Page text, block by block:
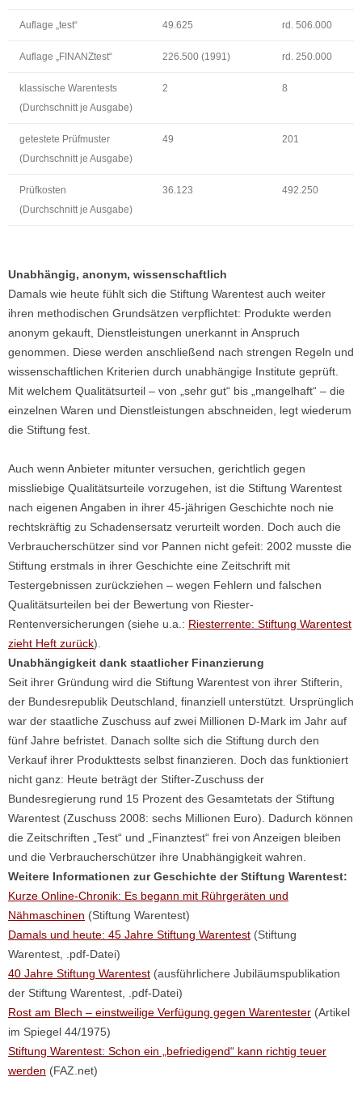
Auflage „test“ 49.625 rd. 506.000
Auflage „FINANZtest“ 226.500 (1991) rd. 250.000
klassische Warentests
(Durchschnitt je Ausgabe)
2 8
getestete Prüfmuster
(Durchschnitt je Ausgabe)
49 201
Prüfkosten
(Durchschnitt je Ausgabe)
36.123 492.250
Unabhängig, anonym, wissenschaftlich
Damals wie heute fühlt sich die Stiftung Warentest auch weiter
ihren methodischen Grundsätzen verpflichtet: Produkte werden
anonym gekauft, Dienstleistungen unerkannt in Anspruch
genommen. Diese werden anschließend nach strengen Regeln und
wissenschaftlichen Kriterien durch unabhängige Institute geprüft.
Mit welchem Qualitätsurteil – von „sehr gut“ bis „mangelhaft“ – die
einzelnen Waren und Dienstleistungen abschneiden, legt wiederum
die Stiftung fest.
Auch wenn Anbieter mitunter versuchen, gerichtlich gegen
missliebige Qualitätsurteile vorzugehen, ist die Stiftung Warentest
nach eigenen Angaben in ihrer 45-jährigen Geschichte noch nie
rechtskräftig zu Schadensersatz verurteilt worden. Doch auch die
Verbraucherschützer sind vor Pannen nicht gefeit: 2002 musste die
Stiftung erstmals in ihrer Geschichte eine Zeitschrift mit
Testergebnissen zurückziehen – wegen Fehlern und falschen
Qualitätsurteilen bei der Bewertung von Riester-
Rentenversicherungen (siehe u.a.: Riesterrente: Stiftung Warentest
zieht Heft zurück).
Unabhängigkeit dank staatlicher Finanzierung
Seit ihrer Gründung wird die Stiftung Warentest von ihrer Stifterin,
der Bundesrepublik Deutschland, finanziell unterstützt. Ursprünglich
war der staatliche Zuschuss auf zwei Millionen D-Mark im Jahr auf
fünf Jahre befristet. Danach sollte sich die Stiftung durch den
Verkauf ihrer Produkttests selbst finanzieren. Doch das funktioniert
nicht ganz: Heute beträgt der Stifter-Zuschuss der
Bundesregierung rund 15 Prozent des Gesamtetats der Stiftung
Warentest (Zuschuss 2008: sechs Millionen Euro). Dadurch können
die Zeitschriften „Test“ und „Finanztest“ frei von Anzeigen bleiben
und die Verbraucherschützer ihre Unabhängigkeit wahren.
Weitere Informationen zur Geschichte der Stiftung Warentest:
Kurze Online-Chronik: Es begann mit Rührgeräten und
Nähmaschinen (Stiftung Warentest)
Damals und heute: 45 Jahre Stiftung Warentest (Stiftung
Warentest, .pdf-Datei)
40 Jahre Stiftung Warentest (ausführlichere Jubiläumspublikation
der Stiftung Warentest, .pdf-Datei)
Rost am Blech – einstweilige Verfügung gegen Warentester (Artikel
im Spiegel 44/1975)
Stiftung Warentest: Schon ein „befriedigend“ kann richtig teuer
werden (FAZ.net)